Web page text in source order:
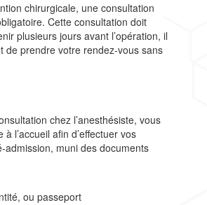
chirurgicale, une consultation
Cette consultation doit
plusieurs jours avant l’opération, il
de prendre votre rendez-vous sans
chez l’anesthésiste, vous
l’accueil afin d’effectuer vos
admission, muni des documents
ou passeport